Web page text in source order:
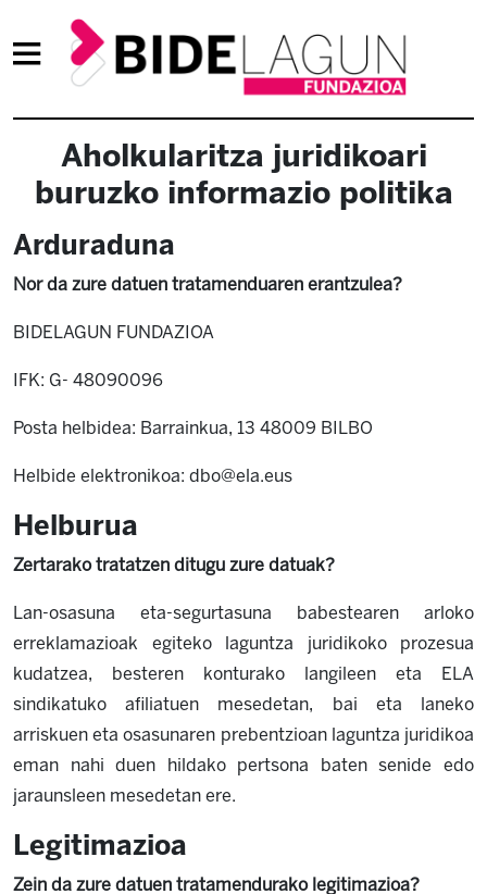
Aholkularitza juridikoari
buruzko informazio politika
Arduraduna
Nor da zure datuen tratamenduaren erantzulea?
BIDELAGUN FUNDAZIOA
IFK: G- 48090096
Posta helbidea: Barrainkua, 13 48009 BILBO
Helbide elektronikoa: dbo@ela.eus
Helburua
Zertarako tratatzen ditugu zure datuak?
Lan-osasuna eta-segurtasuna babestearen arloko
erreklamazioak egiteko laguntza juridikoko prozesua
kudatzea, besteren konturako langileen eta ELA
sindikatuko afiliatuen mesedetan, bai eta laneko
arriskuen eta osasunaren prebentzioan laguntza juridikoa
eman nahi duen hildako pertsona baten senide edo
jaraunsleen mesedetan ere.
Legitimazioa
Zein da zure datuen tratamendurako legitimazioa?